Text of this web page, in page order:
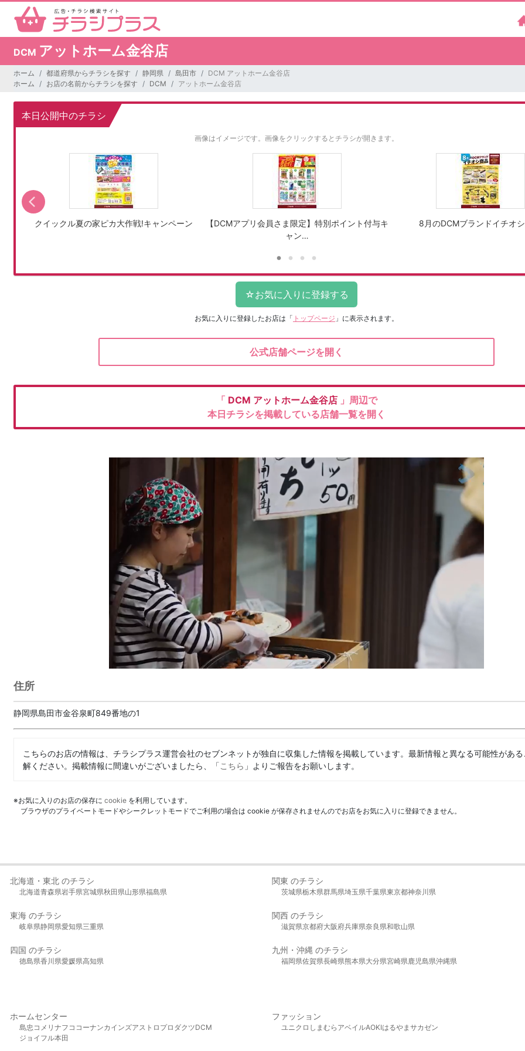
DCM アットホーム金谷店
ホーム 都道府県からチラシを探す 静岡県 島田市
DCM アットホーム金谷店
ホーム
お店の名前からチラシを探す DCM アットホーム金谷店
本日公開中のチラシ
画像はイメージです。 画像をクリックするとチラシが開きます。
クイックル夏の家ピカ大作戦!キャンペーン
【DCMアプリ会員さま限定】特別ポイント付与キ
ャン…
8月のDCMブランドイチオ
お気に入りに登録したお店は 「 トップページ 」に表示されます。
公式店舗ページを開く
「 DCM アットホーム金谷店 」周辺で
本日チラシを掲載している店舗一覧を開く
住所
静岡県島田市金谷泉町849番地の1
こちらのお店の情報は、チラシプラス運営会社のセブンネットが独自に収集した情報を掲載しています。最新情報と異なる可能性があ
解ください。掲載情報に間違いがございましたら、「こちら 」よりご報告をお願いします。
※お気に入りのお店の保存に cookie を利用しています。
ブラウザのプライベートモードやシークレットモードでご利用の場合は cookie が保存されませんのでお店をお気に入りに登録できません。
北海道・東北 のチラシ
北海道青森県岩手県宮城県秋田県山形県福島県
関東 のチラシ
茨城県栃木県群馬県埼玉県千葉県東京都神奈川県
東海 のチラシ
岐阜県静岡県愛知県三重県
関西 のチラシ
滋賀県京都府大阪府兵庫県奈良県和歌山県
四国 のチラシ
徳島県香川県愛媛県高知県
九州・沖縄 のチラシ
福岡県佐賀県長崎県熊本県大分県宮崎県鹿児島県沖縄県
ホームセンター
島忠 コメリ ナフコ コーナンカインズアストロプロダクツDCM
ジョイフル本田
ファッション
ユニクロ しまむら アベイルAOKIはるやま サカゼン